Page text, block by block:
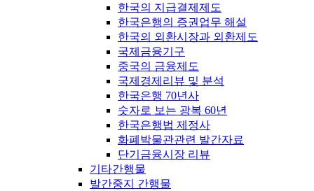
한국의 지급결제제도
한국은행의 증권업무 해설
한국의 외환시장과 외환제도
국제금융기구
중국의 금융제도
국제경제리뷰 및 분석
한국은행 70년사
숫자로 보는 광복 60년
한국은행법 제정사
화폐박물관관련 발간자료
단기금융시장 리뷰
기타간행물
발간중지 간행물